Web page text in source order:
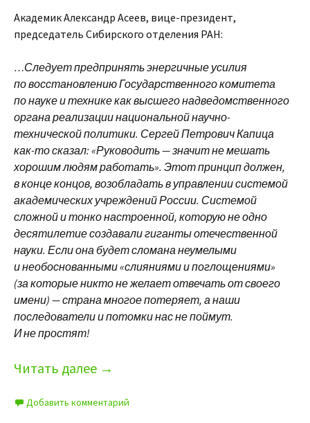
Академик Александр Асеев, вице-президент,
председатель Сибирского отделения РАН:
…Следует предпринять энергичные усилия
по восстановлению Государственного комитета
по науке и технике как высшего надведомственного
органа реализации национальной научно-
технической политики. Сергей Петрович Капица
как-то сказал: «Руководить — значит не мешать
хорошим людям работать». Этот принцип должен,
в конце концов, возобладать в управлении системой
академических учреждений России. Системой
сложной и тонко настроенной, которую не одно
десятилетие создавали гиганты отечественной
науки. Если она будет сломана неумелыми
и необоснованными «слияниями и поглощениями»
(за которые никто не желает отвечать от своего
имени) — страна многое потеряет, а наши
последователи и потомки нас не поймут.
И не простят!
Читать далее →
Добавить комментарий